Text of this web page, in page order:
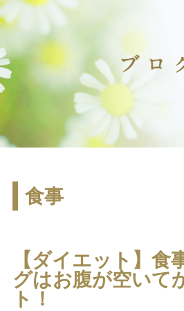
食事
【ダイエット】食
グはお腹が空いて
ト！